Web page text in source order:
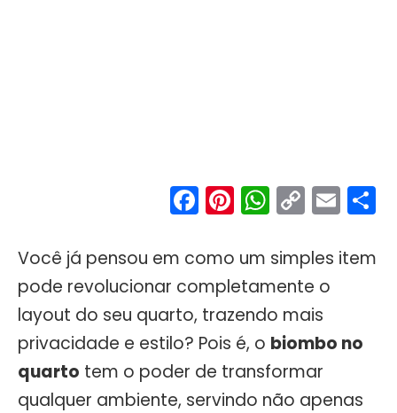
Facebook
Pinterest
Copy
Link
Você já pensou em como um simples item
pode revolucionar completamente o
layout do seu quarto, trazendo mais
privacidade e estilo? Pois é, o biombo no
quarto tem o poder de transformar
qualquer ambiente, servindo não apenas